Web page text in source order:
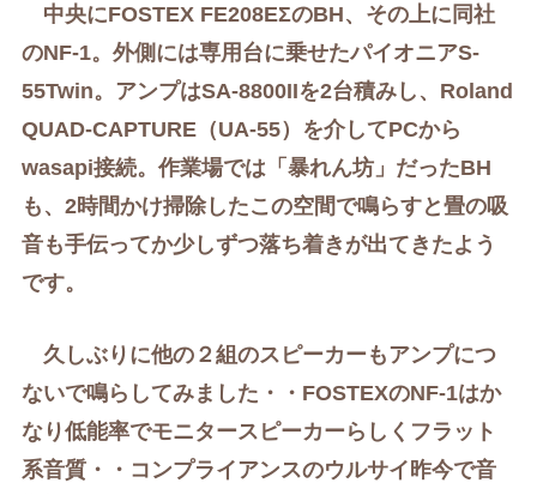
中央にFOSTEX FE208EΣのBH、その上に同社
のNF-1。外側には専用台に乗せたパイオニアS-
55Twin。 アンプはSA-8800IIを2台積みし、Roland
QUAD-CAPTURE（UA-55）を介してPCから
wasapi接続。作業場では「暴れん坊」だったBH
も、2時間かけ掃除したこの空間で鳴らすと畳の吸
音も手伝ってか少しずつ落ち着きが出てきたよう
です。
久しぶりに他の２組のスピーカーもアンプにつ
ないで鳴らしてみました・・ FOSTEXのNF-1はか
なり低能率でモニタースピーカーらしくフラット
系音質・・コンプライアンスのウルサイ昨今で音